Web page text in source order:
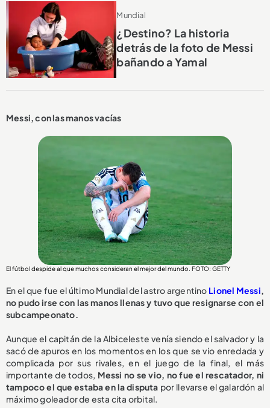
Mundial
¿Destino? La historia
detrás de la foto de Messi
bañando a Yamal
Messi, con las manos vacías
El fútbol despide al que muchos consideran el mejor del mundo. FOTO: GETTY
En el que fue el último Mundial del astro argentino Lionel Messi,
no pudo irse con las manos llenas y tuvo que resignarse con el
subcampeonato.
Aunque el capitán de la Albiceleste venía siendo el salvador y la
sacó de apuros en los momentos en los que se vio enredada y
complicada por sus rivales, en el juego de la final, el más
importante de todos, Messi no se vio, no fue el rescatador, ni
tampoco el que estaba en la disputa por llevarse el galardón al
máximo goleador de esta cita orbital.